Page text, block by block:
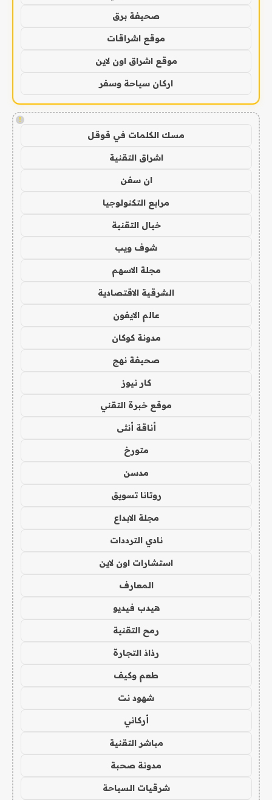
صحيفة برق
موقع اشراقات
موقع اشراق اون لاين
اركان سياحة وسفر
!
مسك الكلمات في قوقل
اشراق التقنية
ان سفن
مرابع التكنولوجيا
خيال التقنية
شوف ويب
مجلة الاسهم
الشرقية الاقتصادية
عالم الايفون
مدونة كوكان
صحيفة نهج
كار نيوز
موقع خبرة التقني
أناقة أنثى
متورخ
مدسن
روتانا تسويق
مجلة الابداع
نادي الترددات
استشارات اون لاين
المعارف
هيدب فيديو
رمح التقنية
رذاذ التجارة
طعم وكيف
شهود نت
أركاني
مباشر التقنية
مدونة صحبة
شرقيات السياحة